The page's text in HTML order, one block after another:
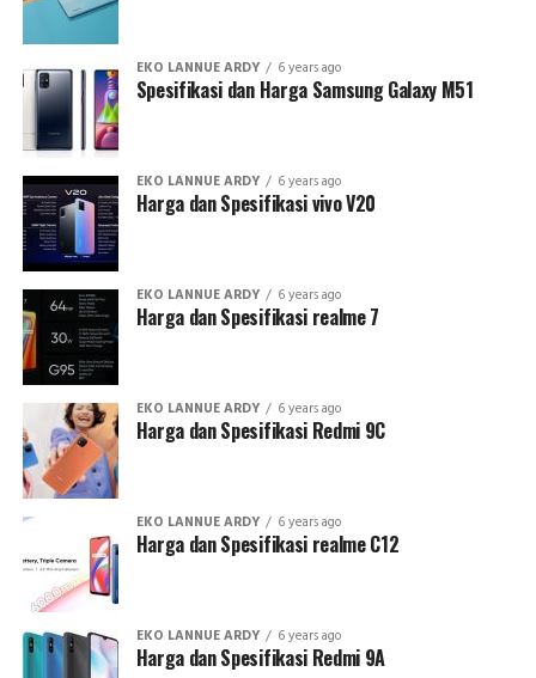
EKO LANNUE ARDY 6 years ago
Spesifikasi dan Harga Samsung Galaxy M51
EKO LANNUE ARDY 6 years ago
Harga dan Spesifikasi vivo V20
EKO LANNUE ARDY 6 years ago
Harga dan Spesifikasi realme 7
EKO LANNUE ARDY 6 years ago
Harga dan Spesifikasi Redmi 9C
EKO LANNUE ARDY 6 years ago
Harga dan Spesifikasi realme C12
EKO LANNUE ARDY 6 years ago
Harga dan Spesifikasi Redmi 9A